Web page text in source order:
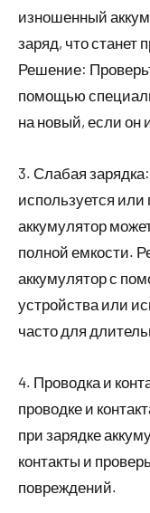
изношенный
заряд, что станет
Решение:
помощью
на новый, если он
3. Слабая
используется или
аккумулятор
полной емкости.
аккумулятор с
устройства или
часто для
4. Проводка и
проводке и
при зарядке
контакты и
повреждений.